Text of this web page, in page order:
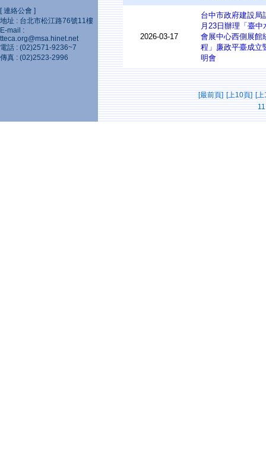
[ 連絡公會 ]
地址 : 台北市松江路76號11樓
E-mail :
tteca.org@msa.hinet.net
電話 : (02)2571-9236~7
傳真 : (02)2523-2996
2026-03-17
台中市政府建設局
月23日辦理「臺中
會展中心西側展館
程」廉政平臺成立
明會
[最前頁] [上10頁] [上
11